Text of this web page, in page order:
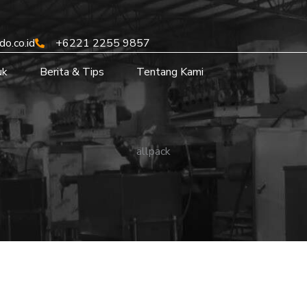
+6221 2255 9857
Berita & Tips Tentang Kami
allpack